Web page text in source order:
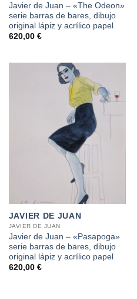
Javier de Juan – «The Odeon»
serie barras de bares, dibujo
original lápiz y acrílico papel
620,00 €
JAVIER DE JUAN
JAVIER DE JUAN
Javier de Juan – «Pasapoga»
serie barras de bares, dibujo
original lápiz y acrílico papel
620,00 €